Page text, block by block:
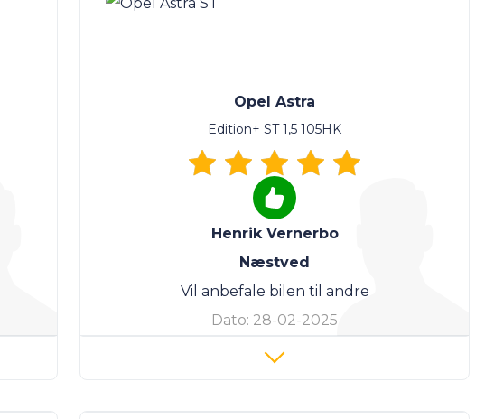
Opel Astra
Edition+ ST 1,5 105HK
Henrik Vernerbo
Næstved
Vil anbefale bilen til andre
Dato: 28-02-2025